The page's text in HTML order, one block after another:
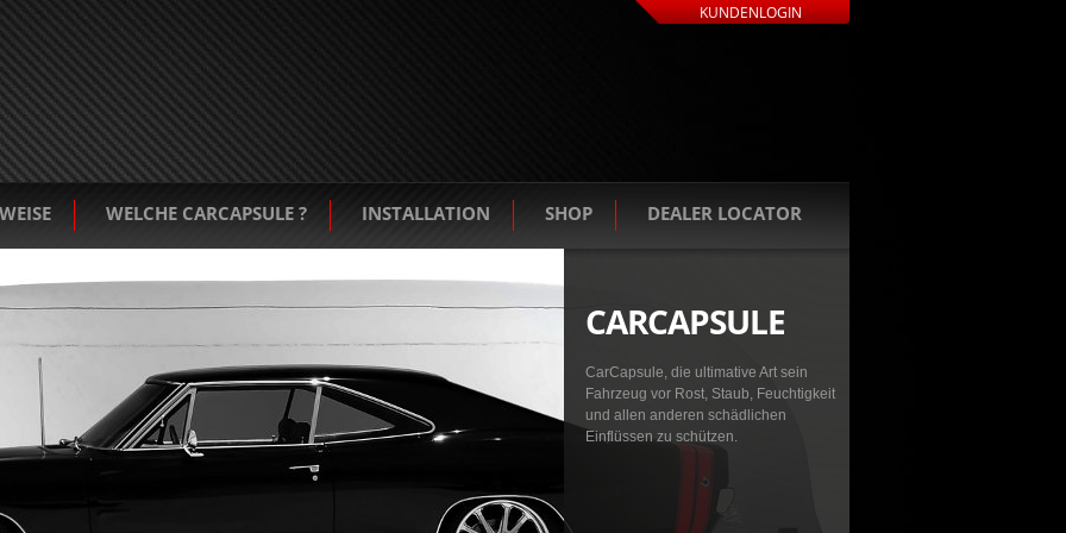
KUNDENLOGIN
WELCHE CARCAPSULE ? INSTALLATION SHOP DEALER LOCATOR
CARCAPSULE
CarCapsule, die ultimative Art sein
Fahrzeug vor Rost, Staub, Feuchtigkeit
und allen anderen schädlichen
Einflüssen zu schützen.